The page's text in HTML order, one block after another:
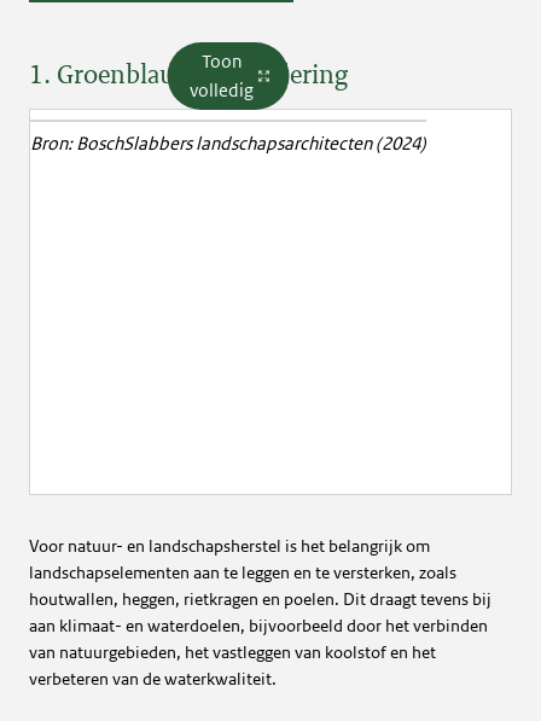
1. Groenblauwe dooradering
Toon
volledig
Bron:BoschSlabbers landschapsarchitecten (2024)
Voor natuur- en landschapsherstel is het belangrijk om
landschapselementen aan te leggen en te versterken, zoals
houtwallen, heggen, rietkragen en poelen. Dit draagt tevens bij
aan klimaat- en waterdoelen, bijvoorbeeld door het verbinden
van natuurgebieden, het vastleggen van koolstof en het
verbeteren van de waterkwaliteit.